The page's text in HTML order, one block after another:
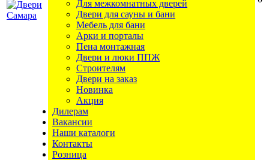
Для межкомнатных дверей
Двери для сауны и бани
Мебель для бани
Арки и порталы
Пена монтажная
Двери и люки ППЖ
Строителям
Двери на заказ
Новинка
Акция
Дилерам
Вакансии
Наши каталоги
Контакты
Розница